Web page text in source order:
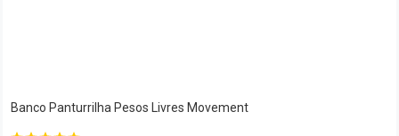
Banco Panturrilha Pesos Livres Movement